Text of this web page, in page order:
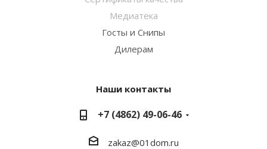
Медиатека
Госты и Снипы
Дилерам
Наши контакты
+7 (4862) 49-06-46
zakaz@01dom.ru